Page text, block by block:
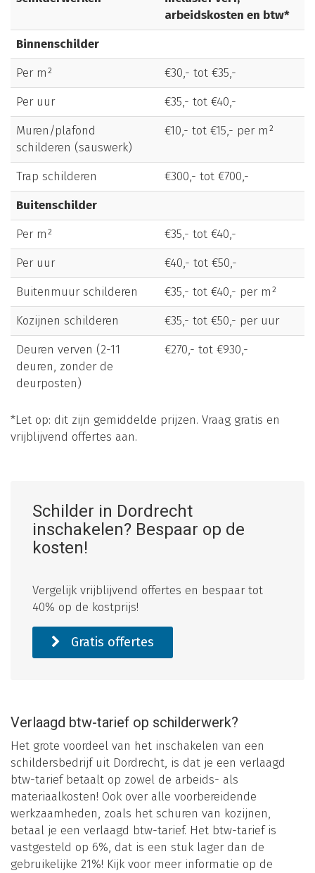
arbeidskosten en btw*
Binnenschilder
Per m²
€30,- tot €35,-
Per uur
€35,- tot €40,-
Muren/plafond
schilderen (sauswerk)
€10,- tot €15,- per m²
Trap schilderen
€300,- tot €700,-
Buitenschilder
Per m²
€35,- tot €40,-
Per uur
€40,- tot €50,-
Buitenmuur schilderen
€35,- tot €40,- per m²
Kozijnen schilderen
€35,- tot €50,- per uur
Deuren verven (2-11
deuren, zonder de
deurposten)
€270,- tot €930,-
*Let op: dit zijn gemiddelde prijzen. Vraag gratis en
vrijblijvend offertes aan.
Schilder in Dordrecht
inschakelen? Bespaar op de
kosten!
Vergelijk vrijblijvend offertes en bespaar tot
40% op de kostprijs!
Gratis offertes
Verlaagd btw-tarief op schilderwerk?
Het grote voordeel van het inschakelen van een
schildersbedrijf uit Dordrecht, is dat je een verlaagd
btw-tarief betaalt op zowel de arbeids- als
materiaalkosten! Ook over alle voorbereidende
werkzaamheden, zoals het schuren van kozijnen,
betaal je een verlaagd btw-tarief. Het btw-tarief is
vastgesteld op 6%, dat is een stuk lager dan de
gebruikelijke 21%! Kijk voor meer informatie op de